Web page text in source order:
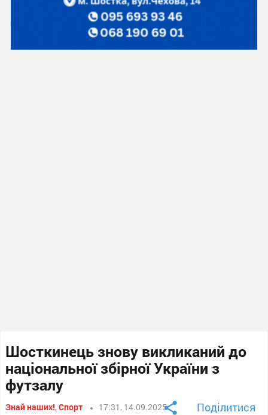
Шосткинець знову викликаний до
національної збірної України з
футзалу
Знай наших!,Спорт 17:31, 14.09.2025 Поділитися